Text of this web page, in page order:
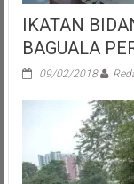
IKATAN
BAGUALA
09/02/2018